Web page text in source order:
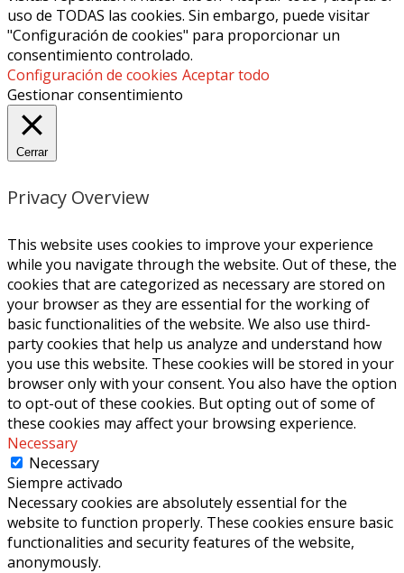
uso de TODAS las cookies. Sin embargo, puede visitar
"Configuración de cookies" para proporcionar un
consentimiento controlado.
Configuración de cookies Aceptar todo
Gestionar consentimiento
Cerrar
Privacy Overview
This website uses cookies to improve your experience
while you navigate through the website. Out of these, the
cookies that are categorized as necessary are stored on
your browser as they are essential for the working of
basic functionalities of the website. We also use third-
party cookies that help us analyze and understand how
you use this website. These cookies will be stored in your
browser only with your consent. You also have the option
to opt-out of these cookies. But opting out of some of
these cookies may affect your browsing experience.
Necessary
Necessary
Siempre activado
Necessary cookies are absolutely essential for the
website to function properly. These cookies ensure basic
functionalities and security features of the website,
anonymously.